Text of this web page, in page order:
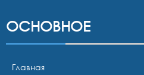
ОСНОВНОЕ
Главная